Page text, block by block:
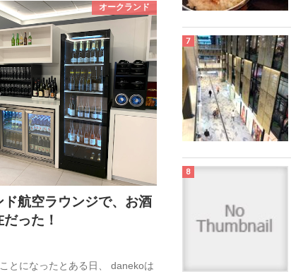
オークランド
ド航空ラウンジで、お酒
った！
とになったとある日、 danekoは